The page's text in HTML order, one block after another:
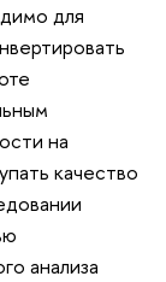
для
на
качество
анализа